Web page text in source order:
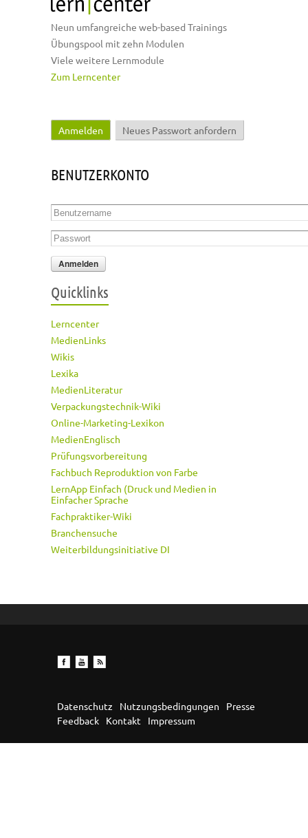
Neun umfangreiche web-based Trainings
Übungspool mit zehn Modulen
Viele weitere Lernmodule
Zum Lerncenter
Haupt-Reiter
Anmelden (aktiver Reiter)
Neues Passwort anfordern
BENUTZERKONTO
Benutzername
Passwort
Quicklinks
Lerncenter
MedienLinks
Wikis
Lexika
MedienLiteratur
Verpackungstechnik-Wiki
Online-Marketing-Lexikon
MedienEnglisch
Prüfungsvorbereitung
Fachbuch Reproduktion von Farbe
LernApp Einfach (Druck und Medien in
Einfacher Sprache
Fachpraktiker-Wiki
Branchensuche
Weiterbildungsinitiative DI
Datenschutz Nutzungsbedingungen
Presse
Feedback
Kontakt Impressum